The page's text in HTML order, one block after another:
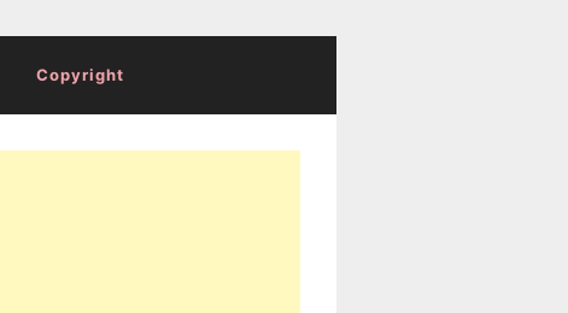
Copyright